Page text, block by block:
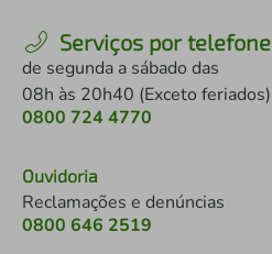
Serviços por telefone
de segunda a sábado das
08h às 20h40 (Exceto feriados)
0800 724 4770
Ouvidoria
Reclamações e denúncias
0800 646 2519